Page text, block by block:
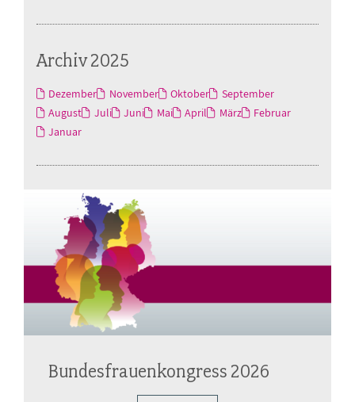
Archiv 2025
Dezember November Oktober
September
August
Juli Juni Mai April März
Februar
Januar
Bundesfrauenkongress 2026